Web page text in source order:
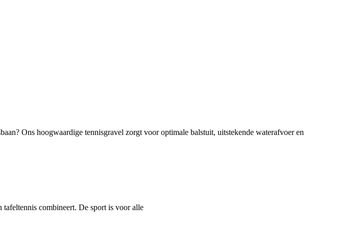
Ons hoogwaardige tennisgravel zorgt voor optimale balstuit, uitstekende waterafvoer en
combineert. De sport is voor alle